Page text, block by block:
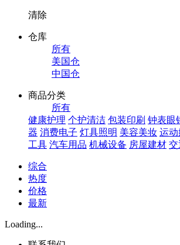
清除
仓库
所有
美国仓
中国仓
商品分类
所有
健康护理 个护清洁 包装印刷 钟表眼
器 消费电子 灯具照明 美容美妆 运
工具 汽车用品 机械设备 房屋建材 交
综合
热度
价格
最新
Loading...